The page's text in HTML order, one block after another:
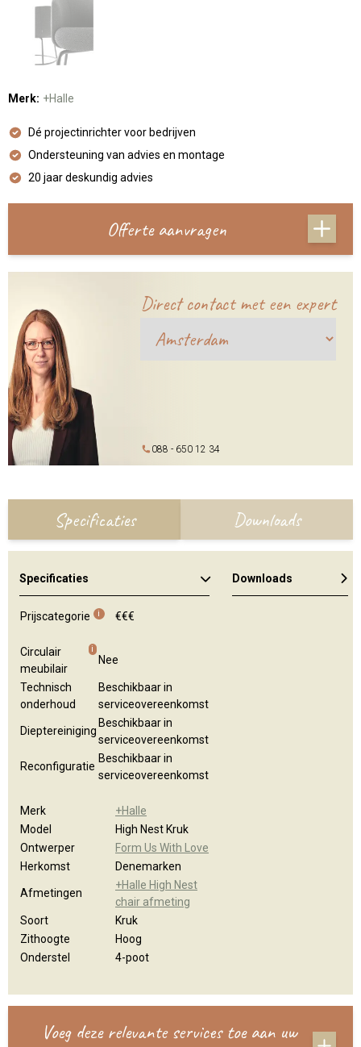
Merk: +Halle
Dé projectinrichter voor bedrijven
Ondersteuning van advies en montage
20 jaar deskundig advies
Offerte aanvragen
Direct contact met een expert
088 - 650 12 34
Specificaties Downloads
Specificaties
Prijscategorie i €€€
Circulair
meubilair
i
Nee
Technisch
onderhoud
Beschikbaar in
serviceovereenkomst
Dieptereiniging
Beschikbaar in
serviceovereenkomst
Reconfiguratie
Beschikbaar in
serviceovereenkomst
Merk
+Halle
Model
High Nest Kruk
Ontwerper
Form Us With Love
Herkomst
Denemarken
Afmetingen
+Halle High Nest
chair afmeting
Soort
Kruk
Zithoogte
Hoog
Onderstel
4-poot
Downloads
Voeg deze relevante services toe aan uw